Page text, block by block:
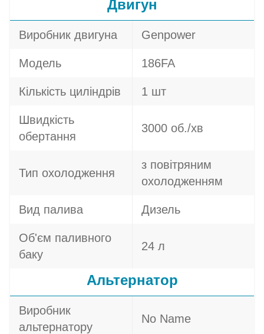
Двигун
Виробник двигуна Genpower
Модель 186FA
Кількість циліндрів 1 шт
Швидкість
обертання
3000 об./хв
Тип охолодження
з повітряним
охолодженням
Вид палива Дизель
Об'єм паливного
баку
24 л
Альтернатор
Виробник
альтернатору
No Name